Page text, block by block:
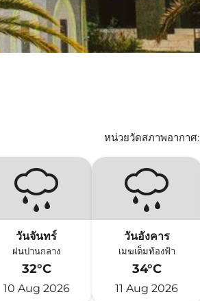
หน่วยวัดสภาพอากาศ:
วันจันทร์
ฝนปานกลาง
32°C
10 Aug 2026
วันอังคาร
เมฆเต็มท้องฟ้า
34°C
11 Aug 2026